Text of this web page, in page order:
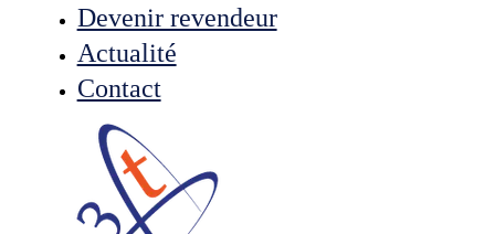
Devenir revendeur
Actualité
Contact